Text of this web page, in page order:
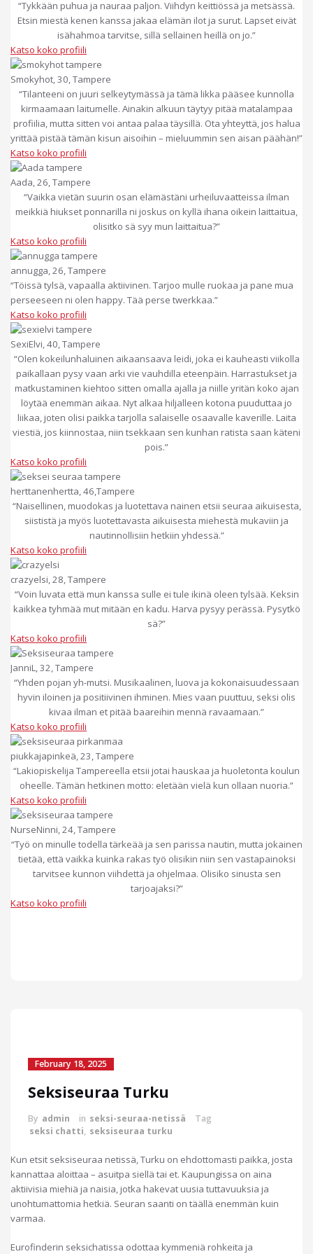
“Tykkään puhua ja nauraa paljon. Viihdyn keittiössä ja metsässä.
Etsin miestä kenen kanssa jakaa elämän ilot ja surut. Lapset eivät
isähahmoa tarvitse, sillä sellainen heillä on jo.”
Katso koko profiili
Smokyhot, 30, Tampere​
“Tilanteeni on juuri selkeytymässä ja tämä likka pääsee kunnolla
kirmaamaan laitumelle. Ainakin alkuun täytyy pitää matalampaa
profiilia, mutta sitten voi antaa palaa täysillä. Ota yhteyttä, jos halua
yrittää pistää tämän kisun aisoihin – mieluummin sen aisan päähän!”
Katso koko profiili
Aada, 26, Tampere
“Vaikka vietän suurin osan elämästäni urheiluvaatteissa ilman
meikkiä hiukset ponnarilla ni joskus on kyllä ihana oikein laittaitua,
olisitko sä syy mun laittaitua?”
Katso koko profiili
annugga, 26, Tampere
“Töissä tylsä, vapaalla aktiivinen. Tarjoo mulle ruokaa ja pane mua
perseeseen ni olen happy. Tää perse twerkkaa.”
Katso koko profiili
SexiElvi, 40, Tampere
“Olen kokeilunhaluinen aikaansaava leidi, joka ei kauheasti viikolla
paikallaan pysy vaan arki vie vauhdilla eteenpäin. Harrastukset ja
matkustaminen kiehtoo sitten omalla ajalla ja niille yritän koko ajan
löytää enemmän aikaa. Nyt alkaa hiljalleen kotona puuduttaa jo
liikaa, joten olisi paikka tarjolla salaiselle osaavalle kaverille. Laita
viestiä, jos kiinnostaa, niin tsekkaan sen kunhan ratista saan käteni
pois.”
Katso koko profiili
herttanenhertta, 46,Tampere
“Naisellinen, muodokas ja luotettava nainen etsii seuraa aikuisesta,
siististä ja myös luotettavasta aikuisesta miehestä mukaviin ja
nautinnollisiin hetkiin yhdessä.”
Katso koko profiili
crazyelsi, 28, Tampere
“Voin luvata että mun kanssa sulle ei tule ikinä oleen tylsää. Keksin
kaikkea tyhmää mut mitään en kadu. Harva pysyy perässä. Pysytkö
sä?”
Katso koko profiili
JanniL, 32, Tampere
“Yhden pojan yh-mutsi. Musikaalinen, luova ja kokonaisuudessaan
hyvin iloinen ja positiivinen ihminen. Mies vaan puuttuu, seksi olis
kivaa ilman et pitää baareihin mennä ravaamaan.”
Katso koko profiili
piukkajapinkeä, 23, Tampere
“Lakiopiskelija Tampereella etsii jotai hauskaa ja huoletonta koulun
oheelle. Tämän hetkinen motto: eletään vielä kun ollaan nuoria.”
Katso koko profiili
NurseNinni, 24, Tampere
“Työ on minulle todella tärkeää ja sen parissa nautin, mutta jokainen
tietää, että vaikka kuinka rakas työ olisikin niin sen vastapainoksi
tarvitsee kunnon viihdettä ja ohjelmaa. Olisiko sinusta sen
tarjoajaksi?”
Katso koko profiili
February 18, 2025
Seksiseuraa Turku
By admin in seksi-seuraa-netissä
Tag
seksi chatti, seksiseuraa turku
Kun etsit seksiseuraa netissä, Turku on ehdottomasti paikka, josta
kannattaa aloittaa – asuitpa siellä tai et. Kaupungissa on aina
aktiivisia miehiä ja naisia, jotka hakevat uusia tuttavuuksia ja
unohtumattomia hetkiä. Seuran saanti on täällä enemmän kuin
varmaa.
Eurofinderin seksichatissa odottaa kymmeniä rohkeita ja